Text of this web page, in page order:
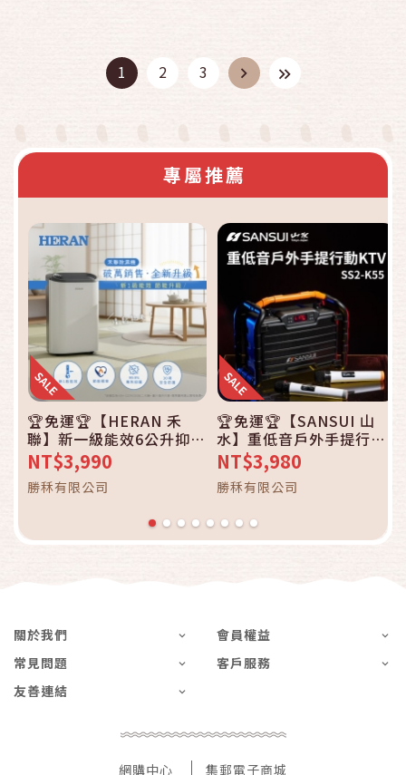
1 2 3
專屬推薦
🏆免運🏆【HERAN 禾
聯】新一級能效6公升抑菌
除濕機 HDH-12DY030N
NT$3,990
勝秝有限公司
🏆免運🏆【SANSUI 山
水】重低音戶外手提行動
KTV SS2-K55 戶外 音響
喇叭 露營 藍芽 音箱
NT$3,980
勝秝有限公司
關於我們
會員權益
常見問題
客戶服務
友善連結
網購中心 集郵電子商城